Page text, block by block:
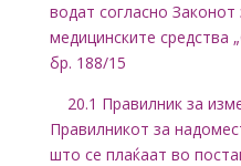
водат согласно Законот
медицинските средства
бр. 188/15
20.1 Правилник за
Правилникот за
што се плаќаат во